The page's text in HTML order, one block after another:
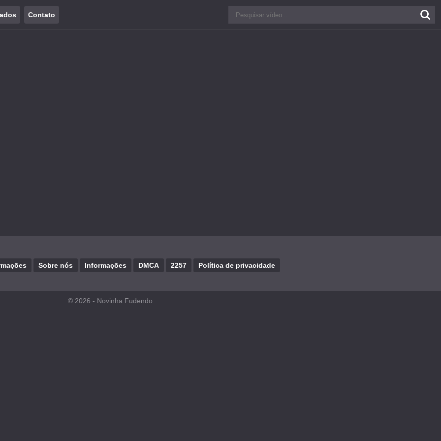
Contato
Sobre nós Informações DMCA 2257 Política de privacidade
© 2026 - Novinha Fudendo